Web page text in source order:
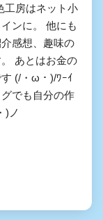
工房はネット小
ンに。 他にも
感想、趣味の
あとはお金の
(/・ω・)/ﾜｰｲ
でも自分の作
)ノ